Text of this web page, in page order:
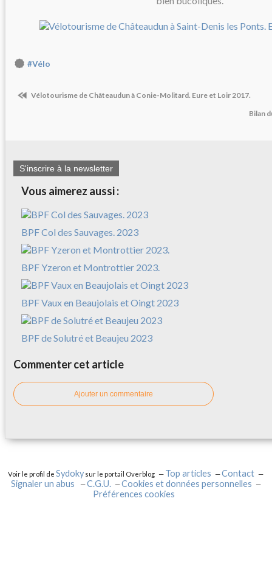
#Vélo
Vélotourisme de Châteaudun à Conie-Molitard. Eure et Loir 2017.
Bilan
S'inscrire à la newsletter
Vous aimerez aussi :
BPF Col des Sauvages. 2023
BPF Yzeron et Montrottier 2023.
BPF Vaux en Beaujolais et Oingt 2023
BPF de Solutré et Beaujeu 2023
Commenter cet article
Ajouter un commentaire
Voir le profil deSydokysur le portail Overblog Top articles
Contact
Signaler un abus
C.G.U.
Cookies et données personnelles
Préférences cookies